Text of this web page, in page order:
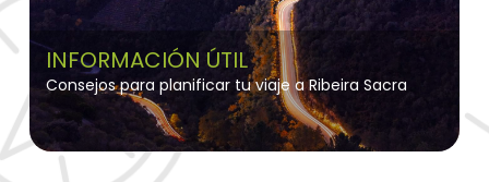
INFORMACIÓN ÚTIL
Consejos para planificar tu viaje a Ribeira Sacra